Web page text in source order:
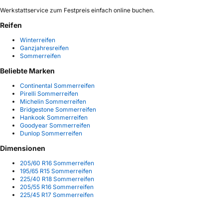
Werkstattservice zum Festpreis einfach online buchen.
Reifen
Winterreifen
Ganzjahresreifen
Sommerreifen
Beliebte Marken
Continental Sommerreifen
Pirelli Sommerreifen
Michelin Sommerreifen
Bridgestone Sommerreifen
Hankook Sommerreifen
Goodyear Sommerreifen
Dunlop Sommerreifen
Dimensionen
205/60 R16 Sommerreifen
195/65 R15 Sommerreifen
225/40 R18 Sommerreifen
205/55 R16 Sommerreifen
225/45 R17 Sommerreifen